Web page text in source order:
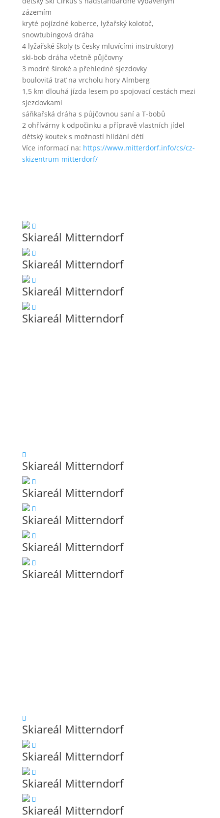
zázemím
kryté pojízdné koberce, lyžařský kolotoč,
snowtubingová dráha
4 lyžařské školy (s česky mluvícími instruktory)
ski-bob dráha včetně půjčovny
3 modré široké a přehledné sjezdovky
boulovitá trať na vrcholu hory Almberg
1,5 km dlouhá jízda lesem po spojovací cestách mezi
sjezdovkami
sáňkařská dráha s půjčovnou saní a T-bobů
2 ohřívárny k odpočinku a přípravě vlastních jídel
dětský koutek s možností hlídání dětí
Více informací na: https://www.mitterdorf.info/cs/cz-
skizentrum-mitterdorf/
Skiareál Mitterndorf
Skiareál Mitterndorf
Skiareál Mitterndorf
Skiareál Mitterndorf
Skiareál Mitterndorf
Skiareál Mitterndorf
Skiareál Mitterndorf
Skiareál Mitterndorf
Skiareál Mitterndorf
Skiareál Mitterndorf
Skiareál Mitterndorf
Skiareál Mitterndorf
Skiareál Mitterndorf